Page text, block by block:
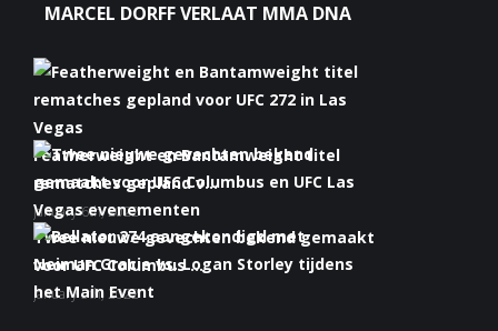
MARCEL DORFF VERLAAT MMA DNA
Featherweight en Bantamweight titel
rematches gepland v...
January 6th, 2022
Twee nieuwe gevechten bekend gemaakt
voor UFC Columbus ...
January 5th, 2022